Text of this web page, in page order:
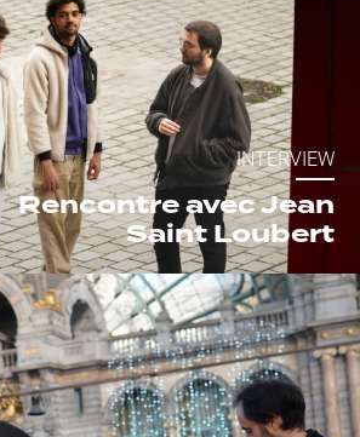
INTERVIEW
Rencontre avec Jean
Saint Loubert